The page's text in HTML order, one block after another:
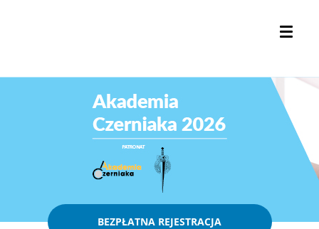
BEZPŁATNA REJESTRACJA